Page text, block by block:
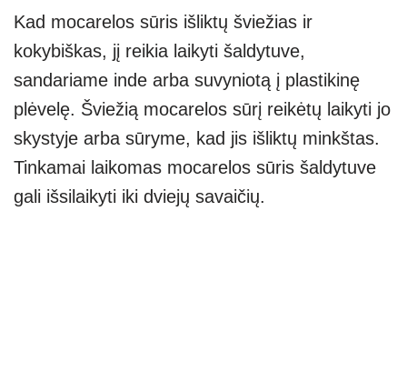
Kad mocarelos sūris išliktų šviežias ir
kokybiškas, jį reikia laikyti šaldytuve,
sandariame inde arba suvyniotą į plastikinę
plėvelę. Šviežią mocarelos sūrį reikėtų laikyti jo
skystyje arba sūryme, kad jis išliktų minkštas.
Tinkamai laikomas mocarelos sūris šaldytuve
gali išsilaikyti iki dviejų savaičių.